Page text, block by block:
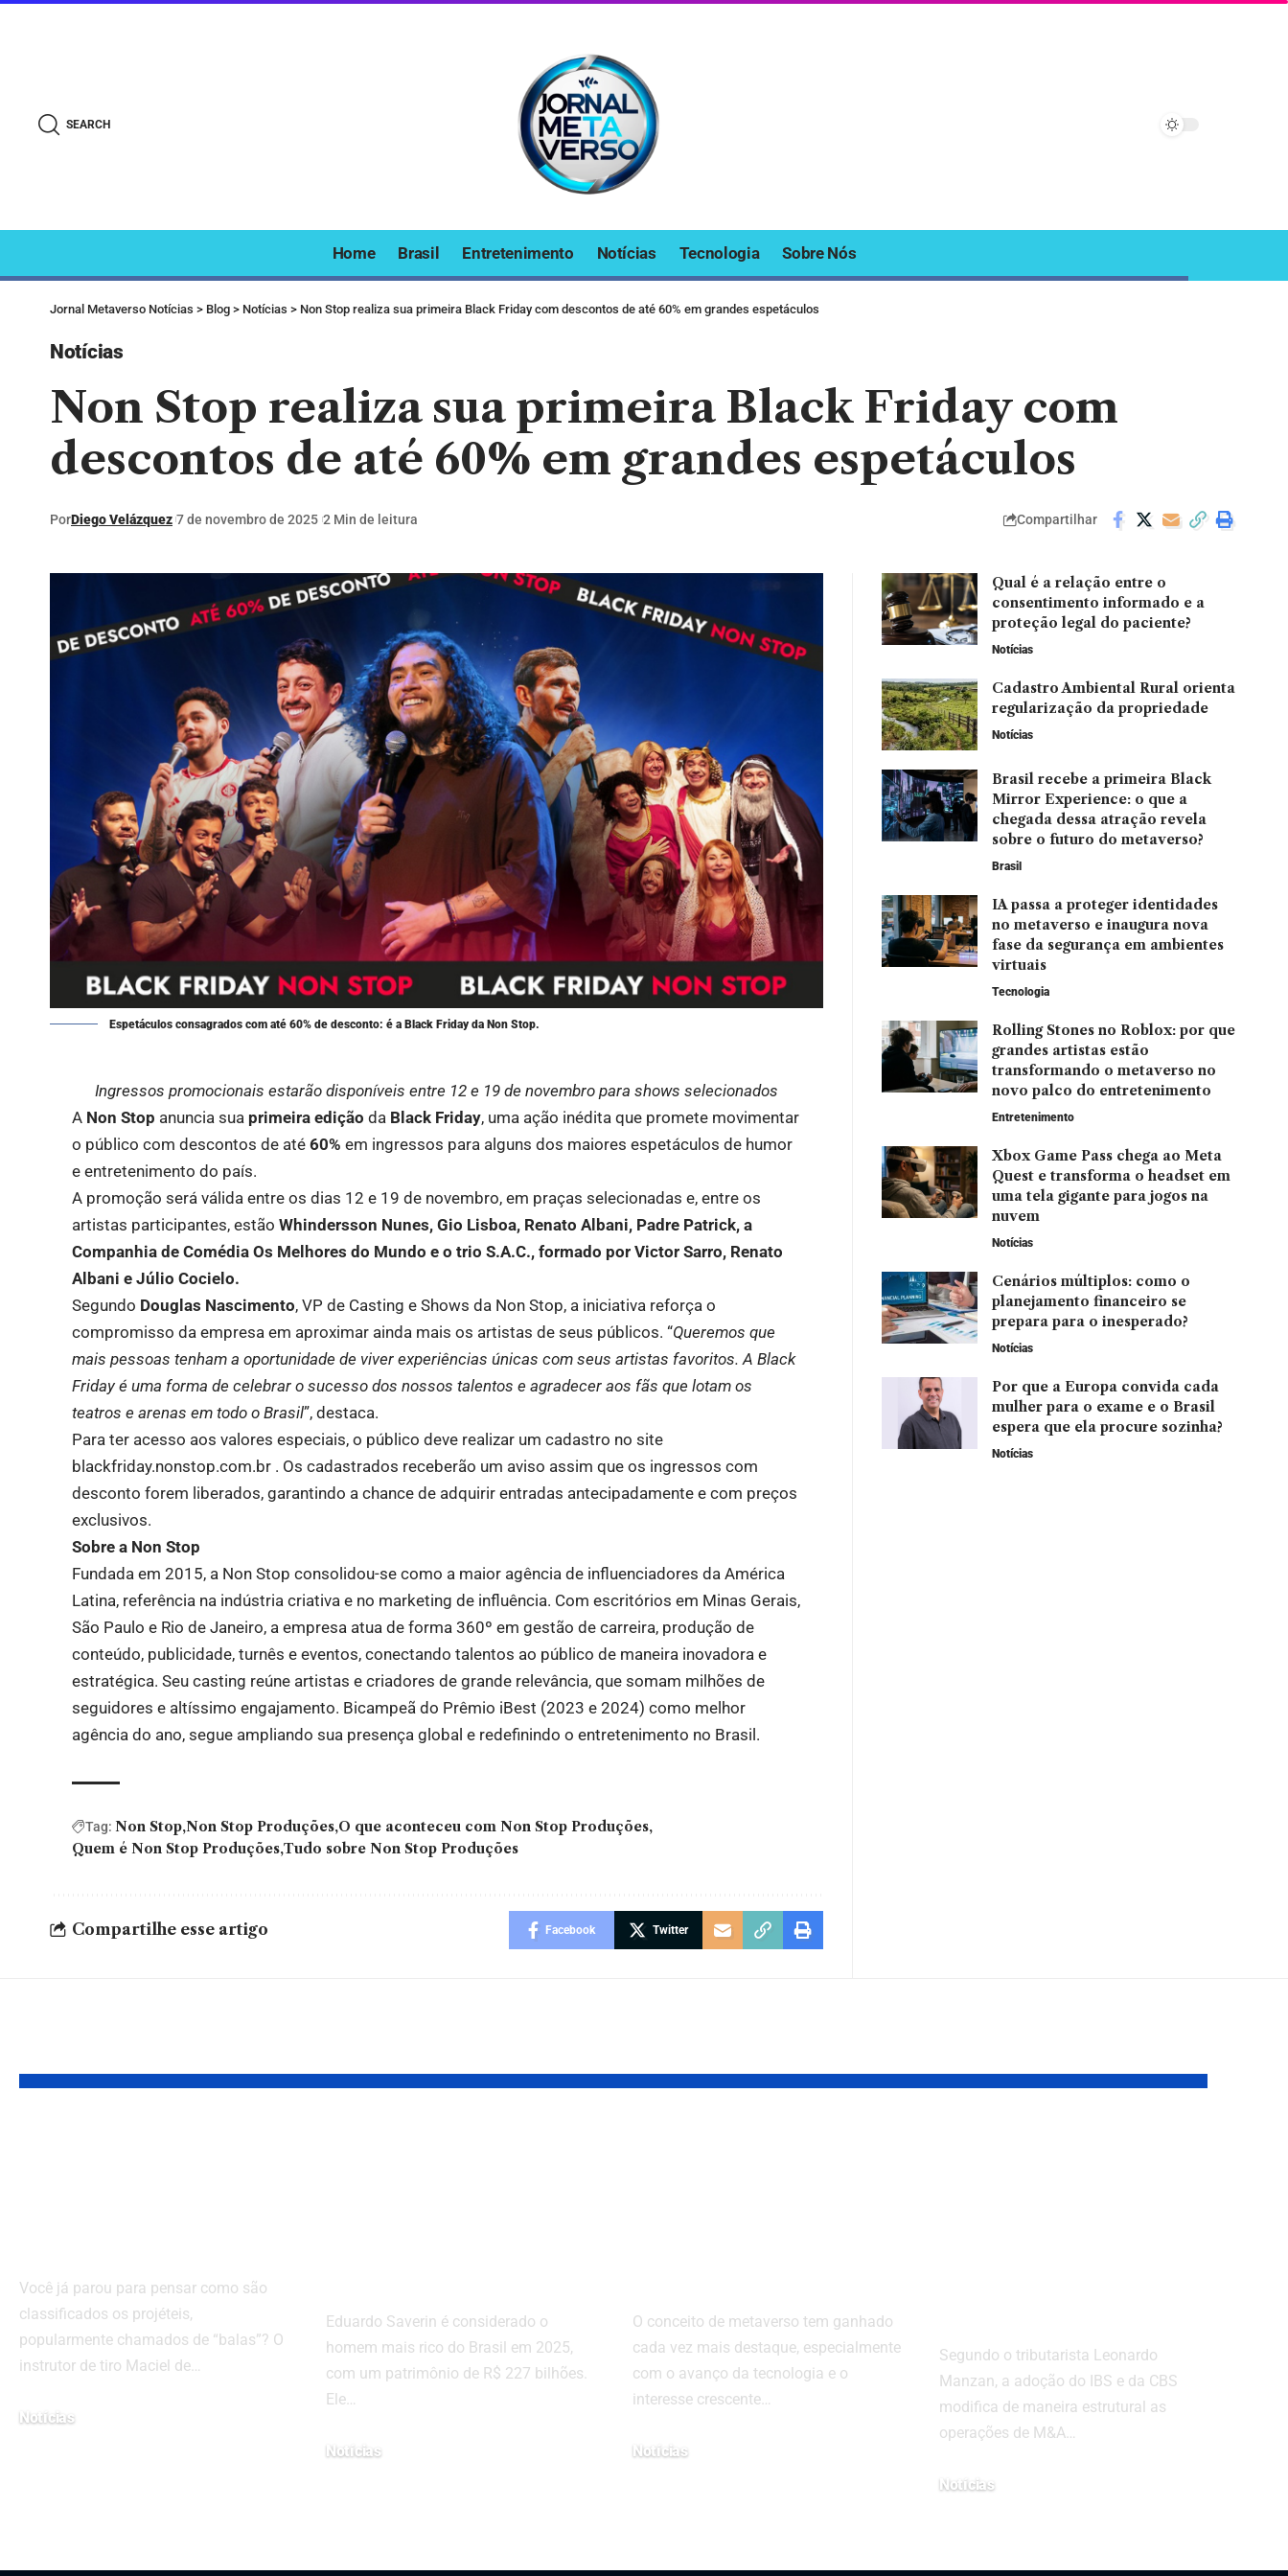
SEARCH
Home Brasil Entretenimento Notícias Tecnologia Sobre Nós
Jornal Metaverso Notícias > Blog > Notícias > Non Stop realiza sua primeira Black Friday com descontos de até 60% em grandes espetáculos
Notícias
Non Stop realiza sua primeira Black Friday com
descontos de até 60% em grandes espetáculos
PorDiego Velázquez 7 de novembro de 2025 2 Min de leitura Compartilhar
Espetáculos consagrados com até 60% de desconto: é a Black Friday da Non Stop.
Ingressos promocionais estarão disponíveis entre 12 e 19 de novembro para shows selecionados
A Non Stop anuncia sua primeira edição da Black Friday, uma ação inédita que promete movimentar
o público com descontos de até60% em ingressos para alguns dos maiores espetáculos de humor
e entretenimento do país.
A promoção será válida entre os dias 12 e 19 de novembro, em praças selecionadas e, entre os
artistas participantes, estãoWhindersson Nunes, Gio Lisboa, Renato Albani, Padre Patrick, a
Companhia de Comédia Os Melhores do Mundo e o trio S.A.C., formado por Victor Sarro, Renato
Albani e Júlio Cocielo.
Segundo Douglas Nascimento, VP de Casting e Shows da Non Stop, a iniciativa reforça o
compromisso da empresa em aproximar ainda mais os artistas de seus públicos. “Queremos que
mais pessoas tenham a oportunidade de viver experiências únicas com seus artistas favoritos. A Black
Friday é uma forma de celebrar o sucesso dos nossos talentos e agradecer aos fãs que lotam os
teatros e arenas em todo o Brasil”, destaca.
Para ter acesso aos valores especiais, o público deve realizar um cadastro no site
blackfriday.nonstop.com.br . Os cadastrados receberão um aviso assim que os ingressos com
desconto forem liberados, garantindo a chance de adquirir entradas antecipadamente e com preços
exclusivos.
Sobre a Non Stop
Fundada em 2015, a Non Stop consolidou-se como a maior agência de influenciadores da América
Latina, referência na indústria criativa e no marketing de influência. Com escritórios em Minas Gerais,
São Paulo e Rio de Janeiro, a empresa atua de forma 360º em gestão de carreira, produção de
conteúdo, publicidade, turnês e eventos, conectando talentos ao público de maneira inovadora e
estratégica. Seu casting reúne artistas e criadores de grande relevância, que somam milhões de
seguidores e altíssimo engajamento. Bicampeã do Prêmio iBest (2023 e 2024) como melhor
agência do ano, segue ampliando sua presença global e redefinindo o entretenimento no Brasil.
Tag: Non Stop Non Stop Produções O que aconteceu com Non Stop Produções
Quem é Non Stop Produções Tudo sobre Non Stop Produções
Compartilhe esse artigo Facebook Twitter
Qual é a relação entre o
consentimento informado e a
proteção legal do paciente?
Notícias
Cadastro Ambiental Rural orienta
regularização da propriedade
Notícias
Brasil recebe a primeira Black
Mirror Experience: o que a
chegada dessa atração revela
sobre o futuro do metaverso?
Brasil
IA passa a proteger identidades
no metaverso e inaugura nova
fase da segurança em ambientes
virtuais
Tecnologia
Rolling Stones no Roblox: por que
grandes artistas estão
transformando o metaverso no
novo palco do entretenimento
Entretenimento
Xbox Game Pass chega ao Meta
Quest e transforma o headset em
uma tela gigante para jogos na
nuvem
Notícias
Cenários múltiplos: como o
planejamento financeiro se
prepara para o inesperado?
Notícias
Por que a Europa convida cada
mulher para o exame e o Brasil
espera que ela procure sozinha?
Notícias
Você já parou para pensar como são
classificados os projéteis,
popularmente chamados de “balas”? O
instrutor de tiro Maciel de…
Notícias
Eduardo Saverin é considerado o
homem mais rico do Brasil em 2025,
com um patrimônio de R$ 227 bilhões.
Ele…
Notícias
O conceito de metaverso tem ganhado
cada vez mais destaque, especialmente
com o avanço da tecnologia e o
interesse crescente…
Notícias
Segundo o tributarista Leonardo
Manzan, a adoção do IBS e da CBS
modifica de maneira estrutural as
operações de M&A…
Notícias